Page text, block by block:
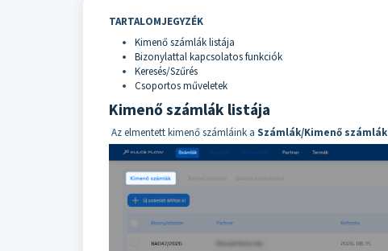
TARTALOMJEGYZÉK
Kimenő számlák listája
Bizonylattal kapcsolatos funkciók
Keresés/Szűrés
Csoportos műveletek
Kimenő számlák listája
Az elmentett kimenő számláink a Számlák/Kimenő számlák